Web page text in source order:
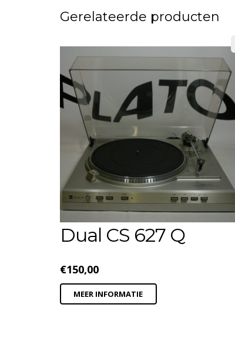
Gerelateerde producten
Dual CS 627 Q
€150,00
MEER INFORMATIE